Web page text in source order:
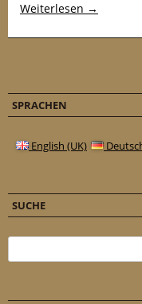
Weiterlesen →
SPRACHEN
English (UK)
SUCHE